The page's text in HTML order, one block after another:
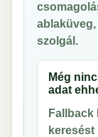
szolgál.
Még
adat